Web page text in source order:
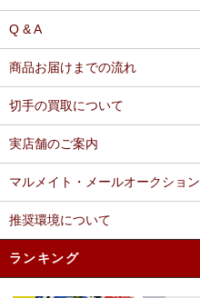
Q & A
商品お届けまでの流れ
切手の買取について
実店舗のご案内
マルメイト・メールオークション
推奨環境について
ランキング